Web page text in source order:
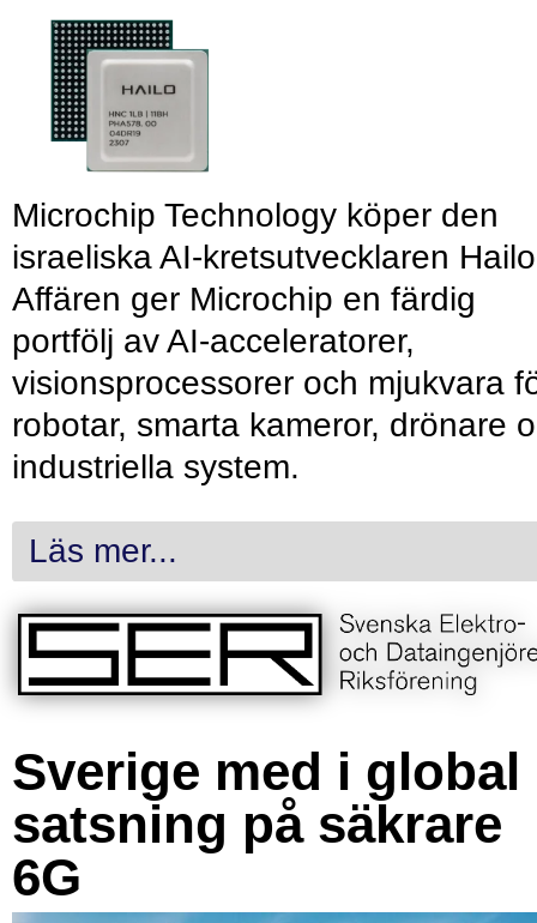
Microchip Technology köper den
israeliska AI-kretsutvecklaren
Affären ger Microchip en färdig
portfölj av AI-acceleratorer,
visionsprocessorer och mjukvara
robotar, smarta kameror, drönare
industriella system.
Läs mer...
Sverige med i global
satsning på säkrare
6G